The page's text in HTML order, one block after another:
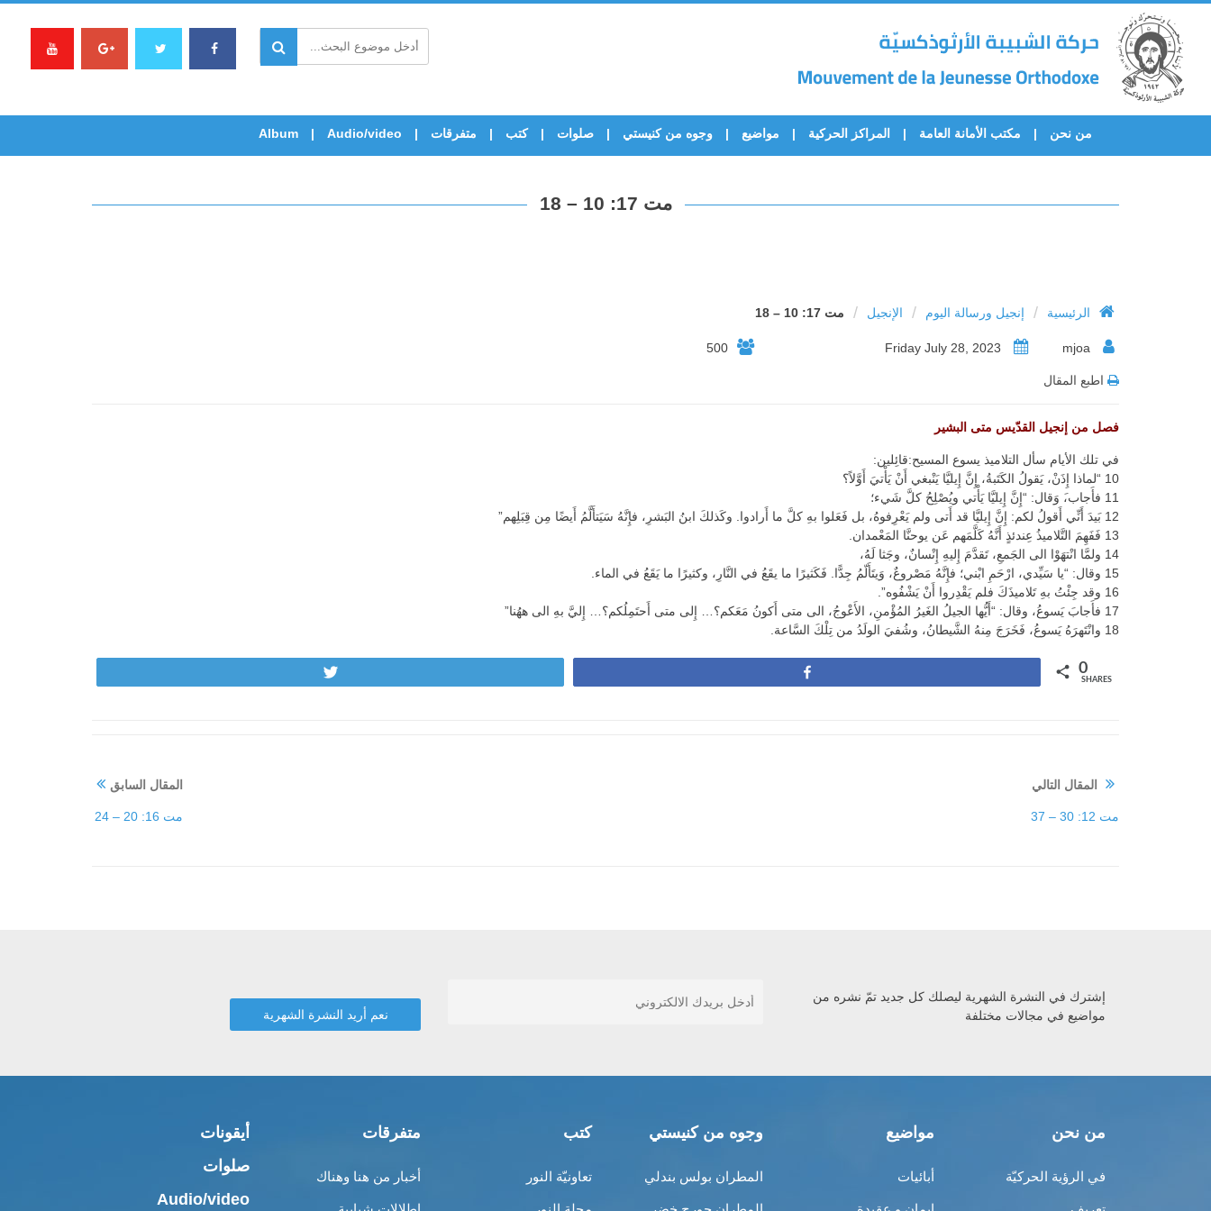
من نحن مكتب الأمانة العامة المراكز الحركية مواضيع وجوه من كنيستي صلوات كتب متفرقات Audio/video
Album
مت 17: 10 – 18
الرئيسية / إنجيل ورسالة اليوم / الإنجيل / مت 17: 10 – 18
500
اطبع المقال
فصل من إنجيل القدّيس متى البشير
في تلك الأيام سأل التلاميذ يسوع المسيح:قائِلين:
10 “لماذا إِذَنْ، يَقولُ الكَتَبةُ، إِنَّ إِيليَّا يَنْبغي أَنْ يَأْتيَ أَوَّلاً؟
11 فأَجاب،َ وَقال: “إِنَّ إِيليَّا يَأْتي ويُصْلِحُ كلَّ شَيء؛
12 بَيدَ أَنِّي أَقولُ لكم: إِنَّ إِيليَّا قد أَتى ولم يَعْرِفوهُ، بل فَعَلوا بهِ كلَّ ما أَرادوا. وكَذلكَ ابنُ البَشرِ، فإِنَّهُ سَيَتأَلَّمُ أَيضًا مِن قِبَلِهم”
13 فَفَهِمَ التَّلاميذُ عِندئذٍ أَنَّهُ كَلَّمَهم عَن يوحنَّا المَعْمدان.
14 ولمَّا انْتهَوْا الى الجَمعِ، تَقدَّمَ إِليهِ إِنْسانٌ، وجَثا لَهُ،
15 وقال: “يا سَيِّدي، ارْحَمِ ابْني؛ فإِنَّهُ مَصْروعٌ، وَيتَأَلّمُ جِدًّا. فَكَثيرًا ما يقَعُ في النَّارِ، وكثيرًا ما يَقَعُ في الماء.
16 وقد جِئْتُ بهِ تَلاميذَكَ فلم يَقْدِروا أَنْ يَشْفُوه”.
17 فأَجابَ يَسوعُ، وقال: “أَيُّها الجيلُ الغَيرُ المُؤْمنِ، الأَعْوجُ، الى متى أَكونُ مَعَكم؟… إِلى متى أَحتَمِلُكم؟… إِليَّ بهِ الى ههُنا”
18 وانْتَهرَهُ يَسوعُ، فَخَرَجَ مِنهُ الشَّيطانُ، وشُفيَ الولَدُ من تِلْكَ السَّاعة.
0
SHARES
المقال السابق
مت 16: 20 – 24
المقال التالي
مت 12: 30 – 37
إشترك في النشرة الشهرية ليصلك كل جديد تمّ نشره من
مواضيع في مجالات مختلفة
من نحن
في الرؤية الحركيّة
مواضيع
أبائيات
وجوه من كنيستي
المطران بولس بندلي
كتب
تعاونيّة النور
متفرقات
أخبار من هنا وهناك
أيقونات
صلوات
Audio/video